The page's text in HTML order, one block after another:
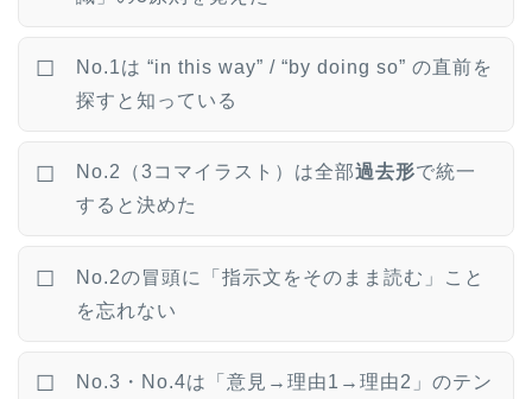
☐
No.1は “in this way” / “by doing so” の直前を
探すと知っている
☐ No.2（3コマイラスト）は全部過去形で統一
すると決めた
☐
No.2の冒頭に「指示文をそのまま読む」こと
を忘れない
☐ No.3・No.4は「意見→理由1→理由2」のテン